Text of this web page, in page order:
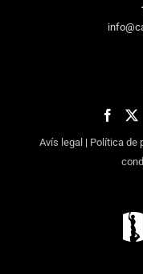
Avís legal | Política de